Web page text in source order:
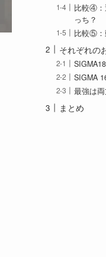
比較④：
っち？
比較⑤：
それぞれの
SIGMA
最強は
まとめ